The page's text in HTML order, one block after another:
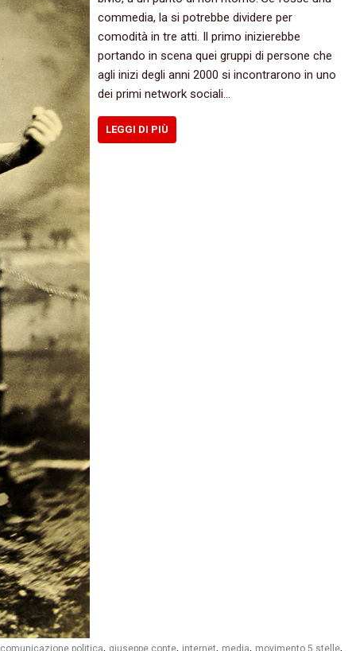
commedia, la si potrebbe dividere per
comodità in tre atti. Il primo inizierebbe
portando in scena quei gruppi di persone che
agli inizi degli anni 2000 si incontrarono in uno
dei primi network sociali…
LEGGI DI PIÙ
, , , , ,